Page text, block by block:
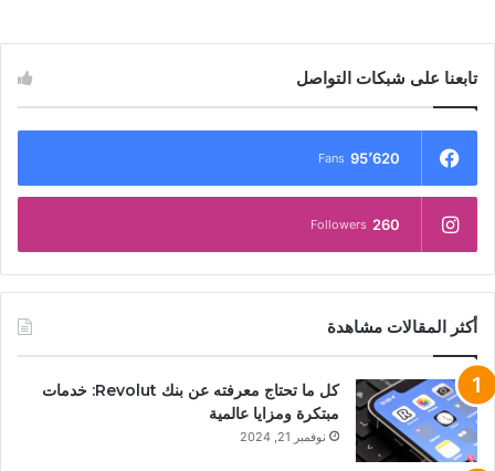
تابعنا على شبكات التواصل
95٬620 Fans
260
Followers
أكثر المقالات مشاهدة
كل ما تحتاج معرفته عن بنك Revolut: خدمات
مبتكرة ومزايا عالمية
نوفمبر 21, 2024